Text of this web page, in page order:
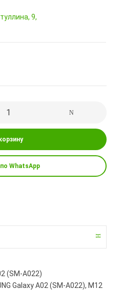
9,
WhatsApp
(SM-A022)
Galaxy A02 (SM-A022), M12